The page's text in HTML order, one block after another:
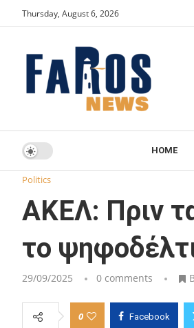
Thursday, August 6, 2026
HOME
Home ΑΚΕΛ: Πριν
Politics
ΑΚΕΛ: Πριν
το
29/09/2025 0 comments
0 Facebook